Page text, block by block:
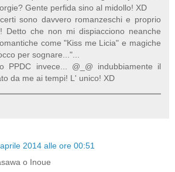
Gente perfida sino al midollo! XD
sono davvero romanzeschi e proprio
Detto che non mi dispiacciono neanche
come "Kiss me Licia" e magiche
per sognare..."...
PPDC invece... @_@ indubbiamente il
da me ai tempi! L' unico! XD
2014 alle ore 00:51
o Inoue